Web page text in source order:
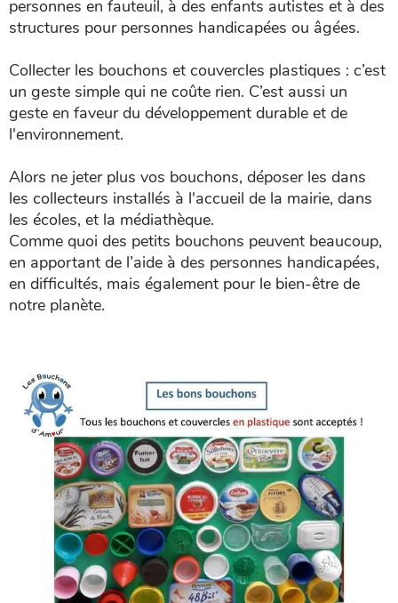
personnes en fauteuil, à des enfants autistes et à des
structures pour personnes handicapées ou âgées.
Collecter les bouchons et couvercles plastiques : c’est
un geste simple qui ne coûte rien. C’est aussi un
geste en faveur du développement durable et de
l'environnement.
Alors ne jeter plus vos bouchons, déposer les dans
les collecteurs installés à l'accueil de la mairie, dans
les écoles, et la médiathèque.
Comme quoi des petits bouchons peuvent beaucoup,
en apportant de l’aide à des personnes handicapées,
en difficultés, mais également pour le bien-être de
notre planète.